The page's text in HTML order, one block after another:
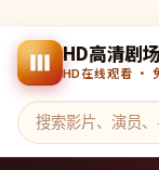
HD高清剧